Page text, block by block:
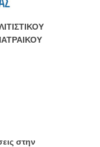
– ΠΑΤΡΑΙΚΟΥ
στην